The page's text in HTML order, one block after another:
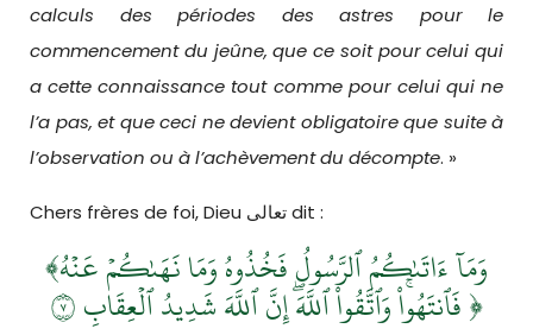
calculs des périodes
des astres pour le
commencement du jeûne, que ce soit pour celui qui
a cette connaissance tout comme pour celui qui ne
l’a pas, et que ceci ne devient obligatoire que suite à
l’observation ou à l’achèvement du décompte. »
Chers frères de foi, Dieu تعالى dit :
﴾وَمَآ ءَاتَىٰكُمُ ٱلرَّسُولُ فَخُذُوهُ وَمَا نَهَىٰكُمۡ عَنۡهُ
فَٱنتَهُواْۚ وَٱتَّقُواْ ٱللَّهَۖ إِنَّ ٱللَّهَ شَدِيدُ ٱلۡعِقَابِ ٧ ﴿